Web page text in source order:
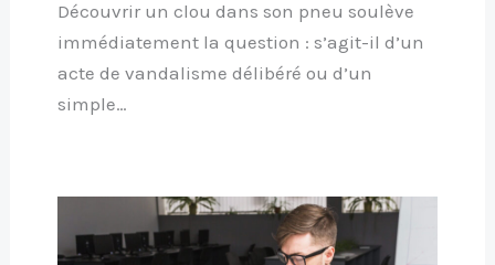
Découvrir un clou dans son pneu soulève
immédiatement la question : s’agit-il d’un
acte de vandalisme délibéré ou d’un
simple…